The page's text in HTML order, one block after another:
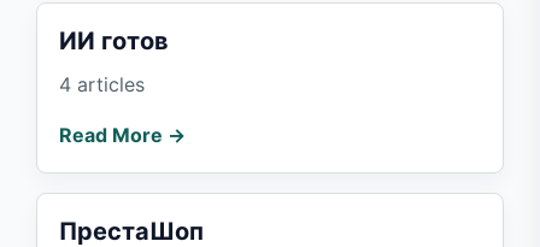
ИИ готов
4 articles
Read More →
ПрестаШоп